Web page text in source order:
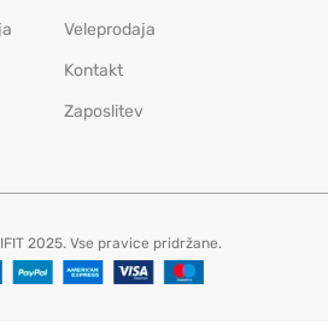
Veleprodaja
Kontakt
Zaposlitev
2025. Vse pravice pridržane.